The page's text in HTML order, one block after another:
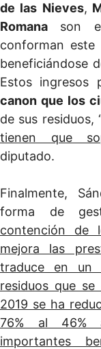
de las Nieves,
Romana son
conforman este
beneficiándose
Estos ingresos
canon que los
de sus residuos,
tienen que
diputado.
Finalmente,
forma de
contención de
mejora las
traduce en un
residuos que
2019 se ha
76% al 46%
importantes